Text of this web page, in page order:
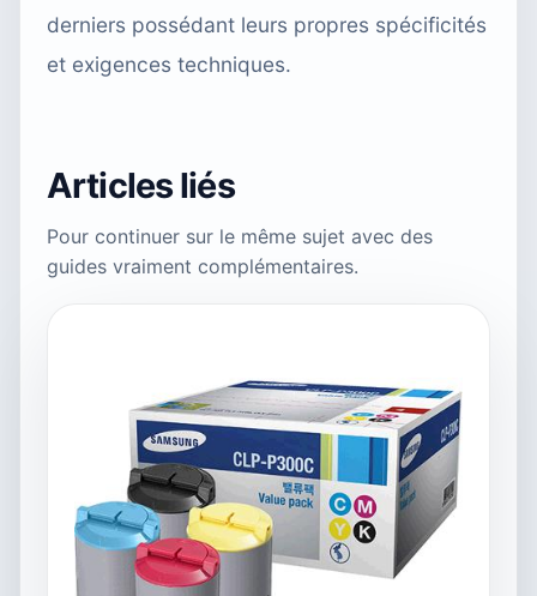
derniers possédant leurs propres spécificités
et exigences techniques.
Articles liés
Pour continuer sur le même sujet avec des
guides vraiment complémentaires.